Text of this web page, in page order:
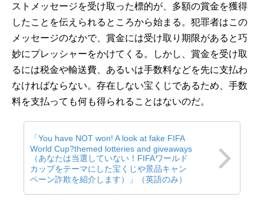
ストメッセージを受け取った標的が、多額の賞金を獲得
したことを伝えられるところから始まる。犯罪者はこの
メッセージのなかで、賞金には受け取り期限があると巧
妙にプレッシャーをかけてくる。しかし、賞金を受け取
るには税金や輸送費、あるいは手数料などを先に支払わ
なければならない。存在しない宝くじであるため、手数
料を支払っても何も得られることはないのだ。
「You have NOT won! A look at fake FIFA
World Cup?themed lotteries and giveaways
（あなたは当選していない！FIFAワールド
カップをテーマにした宝くじや景品キャン
ペーン詐欺を紹介します）」（英語のみ）